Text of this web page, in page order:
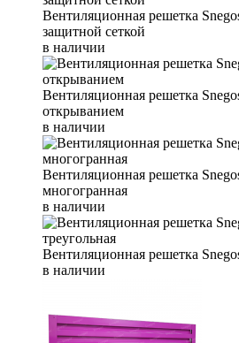
Вентиляционная решетка
защитной сеткой
в наличии
Вентиляционная решетка
открыванием
в наличии
Вентиляционная решетка
многогранная
в наличии
Вентиляционная решетка
в наличии